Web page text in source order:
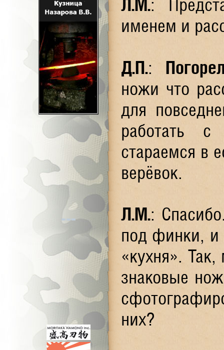
Л.М.:
именем и
Д.П.:
ножи что
для
работать с
стараемся в
верёвок.
Л.М.:
под финки, и
«кухня».
знаковые
них?